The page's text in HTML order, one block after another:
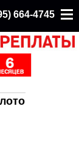
664-4745